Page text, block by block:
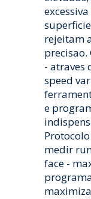
rejeitam
- atraves
speed
e
medir
face -